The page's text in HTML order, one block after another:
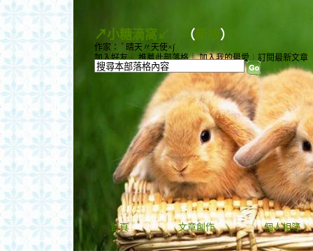
↗小糖滴窩↙ （ 新版 ）
首頁 文章創作 個人相簿
加入好友｜推薦此部落格｜加入我的最愛 訂閱最新文章
作家： ﾟ晴天〃天使×∫